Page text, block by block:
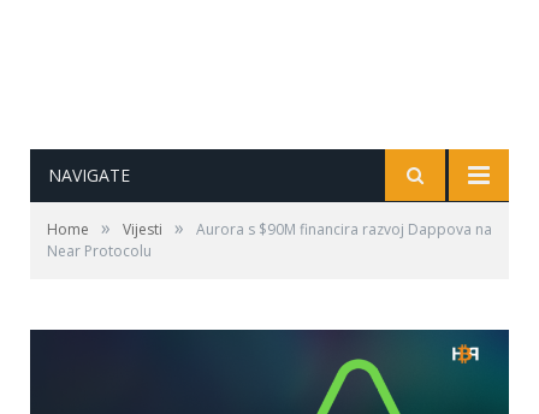
NAVIGATE
Home » Vijesti »
Aurora s $90M financira razvoj Dappova na
Near Protocolu